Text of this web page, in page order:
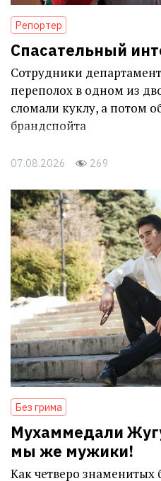
Репортер
Спасательный
Сотрудники
переполох в одном из
сломали куклу, а потом
брандспойта
07.08.2026 269
Без грима
Мухаммедали
мы же мужики!
Как четверо знаменитых